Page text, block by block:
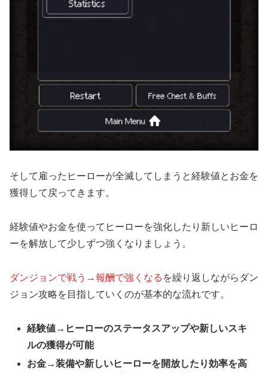
そして雇ったヒーローが全滅してしまうと経験値とお金を
獲得して戻ってきます。
経験値やお金を使ってヒーローを強化したり新しいヒーロ
ーを解放して少しずつ強くなりましょう。
ダンジョンで戦う→報酬で強くなる を繰り返しながらダン
ジョン攻略を目指していくのが基本的な流れです。
経験値→ヒーローのステータスアップや新しいスキ
ルの獲得が可能
お金→装備や新しいヒーローを開放したり効率を高